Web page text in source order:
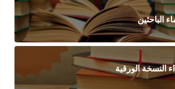
الباحثين
النسخة الورقية